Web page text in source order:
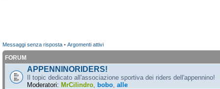
Messaggi senza risposta • Argomenti attivi
FORUM
APPENNINORIDERS!
Il topic dedicato all'associazione sportiva dei riders dell'appennino!
Moderatori: MrCilindro bobo alle